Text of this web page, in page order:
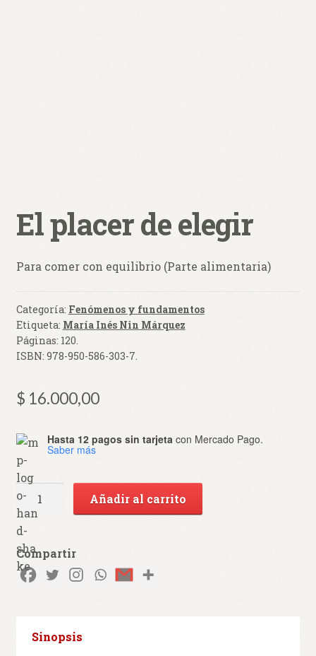
El placer de elegir
Para comer con equilibrio (Parte alimentaria)
Categoría: Fenómenos y fundamentos
Etiqueta: María Inés Nin Márquez
Páginas: 120.
ISBN: 978-950-586-303-7.
$ 16.000,00
Hasta 12 pagos sin tarjeta con Mercado Pago.
Saber más
El
placer
de
elegir
cantidad
Añadir al carrito
Compartir
Sinopsis